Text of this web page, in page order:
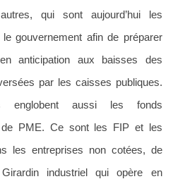
qui sont aujourd’hui les
gouvernement afin de préparer
anticipation aux baisses des
par les caisses publiques.
englobent aussi les fonds
de PME. Ce sont les FIP et les
les entreprises non cotées, de
industriel qui opère en